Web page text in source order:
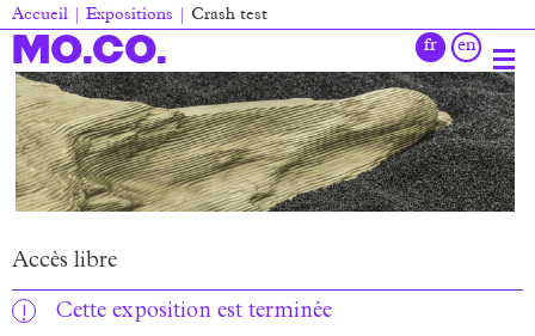
Aller
au
contenu
principal
Fil
d'Ariane
Accueil Expositions Crash test
MO.CO.
Main
navigation
Accès libre
Cette exposition est terminée